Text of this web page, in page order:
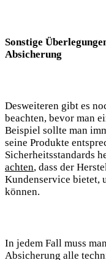
Sonstige
Absicherung
Desweiteren ⁤gibt es
beachten, bevor man
Beispiel sollte‌ man
seine Produkte
Sicherheitsstandards
achten,⁣ dass ⁢der
Kundenservice ⁤bietet,
können.
In jedem ⁢Fall muss
Absicherung alle